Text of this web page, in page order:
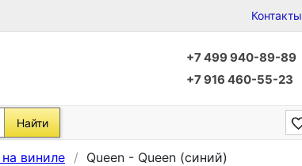
Контакты
+7 499 940-89-89
+7 916 460-55-23
Найти
виниле Queen - Queen (синий)